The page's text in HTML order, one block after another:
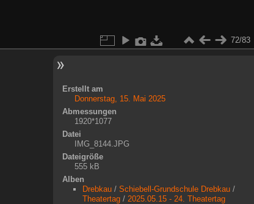
72/83
Erstellt am
Donnerstag, 15. Mai 2025
Abmessungen
1920*1077
Datei
IMG_8144.JPG
Dateigröße
555 kB
Alben
Drebkau/ Schiebell-Grundschule Drebkau/
Theatertag/ 2025.05.15 - 24. Theatertag